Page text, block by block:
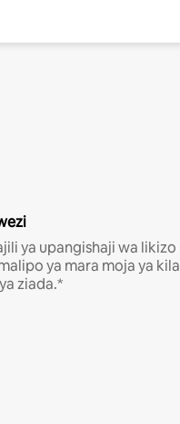
ya upangishaji wa likizo
ya mara moja ya kila
ziada.*